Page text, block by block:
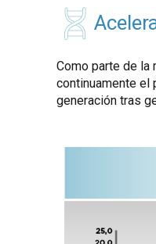
Como parte de la
continuamente el
generación tras